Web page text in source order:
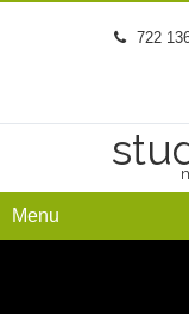
722
Menu